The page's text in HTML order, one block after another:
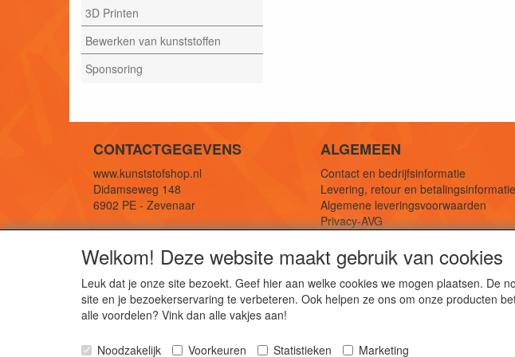
3D Printen
Bewerken van kunststoffen
Sponsoring
CONTACTGEGEVENS
www.kunststofshop.nl
Didamseweg 148
6902 PE - Zevenaar
Telefoon: +31 (0) 316 241 994
ALGEMEEN
Contact en bedrijfsinformatie
Levering, retour en betalingsinformatie
Algemene leveringsvoorwaarden
Privacy-AVG
De webshop voor kunststof
Welkom! Deze website maakt gebruik van cookies
Leuk dat je onze site bezoekt. Geef hier aan welke cookies we mogen plaatsen. De
site en je bezoekerservaring te verbeteren. Ook helpen ze ons om onze producten
alle voordelen? Vink dan alle vakjes aan!
Noodzakelijk Voorkeuren Statistieken Marketing